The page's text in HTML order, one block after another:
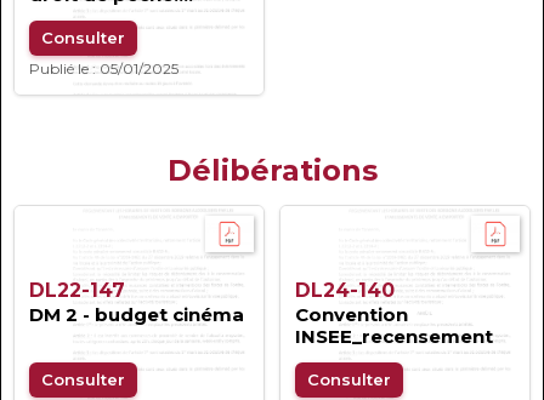
Consulter
Publié le : 05/01/2025
Délibérations
DL22-147
DM 2 - budget cinéma
Consulter
DL24-140
Convention
INSEE_recensement
Consulter